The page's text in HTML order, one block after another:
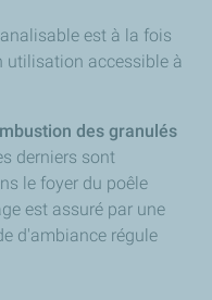
est à la fois
utilisation accessible à
des granulés
derniers sont
le foyer du poêle
est assuré par une
d'ambiance régule